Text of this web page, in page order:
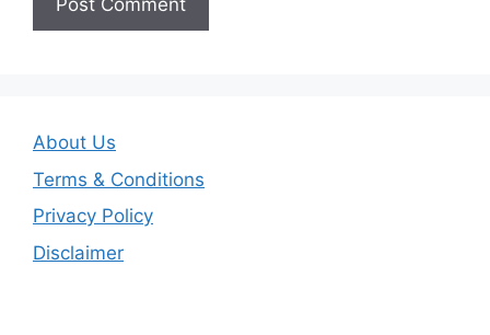
About Us
Terms & Conditions
Privacy Policy
Disclaimer